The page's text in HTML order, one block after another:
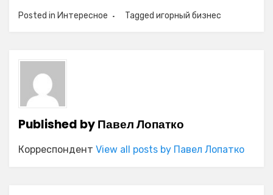
Posted in Интересное Tagged игорный бизнес
Published byПавел Лопатко
Корреспондент View all posts by Павел Лопатко